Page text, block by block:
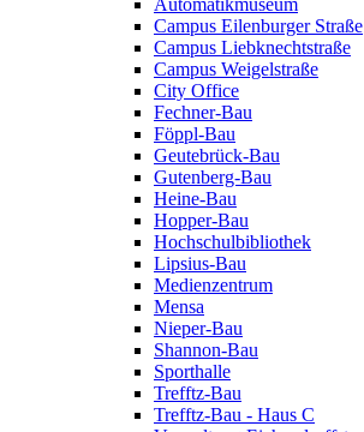
Automatikmuseum
Campus Eilenburger Straße
Campus Liebknechtstraße
Campus Weigelstraße
City Office
Fechner-Bau
Föppl-Bau
Geutebrück-Bau
Gutenberg-Bau
Heine-Bau
Hopper-Bau
Hochschulbibliothek
Lipsius-Bau
Medienzentrum
Mensa
Nieper-Bau
Shannon-Bau
Sporthalle
Trefftz-Bau
Trefftz-Bau - Haus C